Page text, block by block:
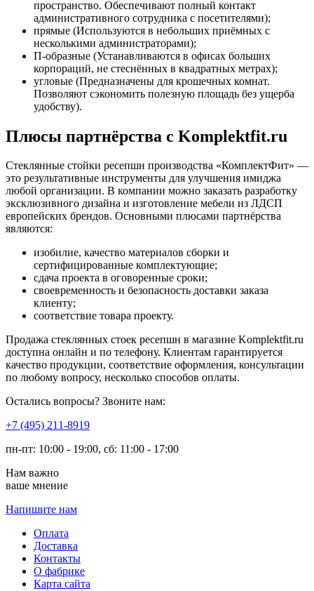
пространство. Обеспечивают полный контакт
административного сотрудника с посетителями);
прямые (Используются в небольших приёмных с
несколькими администраторами);
П-образные (Устанавливаются в офисах больших
корпораций, не стеснённых в квадратных метрах);
угловые (Предназначены для крошечных комнат.
Позволяют сэкономить полезную площадь без ущерба
удобству).
Плюсы партнёрства с Komplektfit.ru
Стеклянные стойки ресепшн производства «КомплектФит» —
это результативные инструменты для улучшения имиджа
любой организации. В компании можно заказать разработку
эксклюзивного дизайна и изготовление мебели из ЛДСП
европейских брендов. Основными плюсами партнёрства
являются:
изобилие, качество материалов сборки и
сертифицированные комплектующие;
сдача проекта в оговоренные сроки;
своевременность и безопасность доставки заказа
клиенту;
соответствие товара проекту.
Продажа стеклянных стоек ресепшн в магазине Komplektfit.ru
доступна онлайн и по телефону. Клиентам гарантируется
качество продукции, соответствие оформления, консультации
по любому вопросу, несколько способов оплаты.
Остались вопросы? Звоните нам:
​+7 (495) 211-8919
пн-пт: 10:00 - 19:00, сб: 11:00 - 17:00
Нам важно
ваше мнение
Напишите нам
Оплата
Доставка
Контакты
О фабрике
Карта сайта